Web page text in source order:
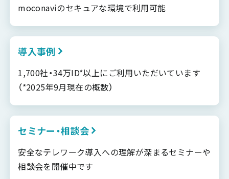
moconaviのセキュアな環境で利用可能
導入事例
1,700社・34万ID*以上にご利用いただいています
（*2025年9月現在の概数）
セミナー・相談会
安全なテレワーク導入への理解が深まるセミナーや
相談会を開催中です